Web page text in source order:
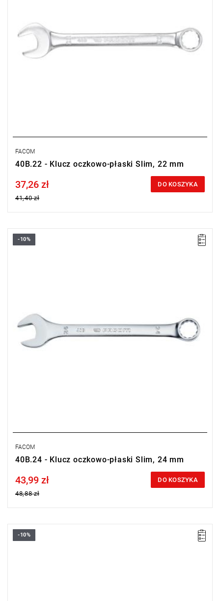
FACOM
40B.22 - Klucz oczkowo-płaski Slim, 22 mm
Price tax included
37,26 zł
41,40 zł
DO KOSZYKA
• Rozmiar: 24 mm
-10%
FACOM
40B.24 - Klucz oczkowo-płaski Slim, 24 mm
Price tax included
43,99 zł
48,88 zł
DO KOSZYKA
• Rozmiar: 15 mm
-10%